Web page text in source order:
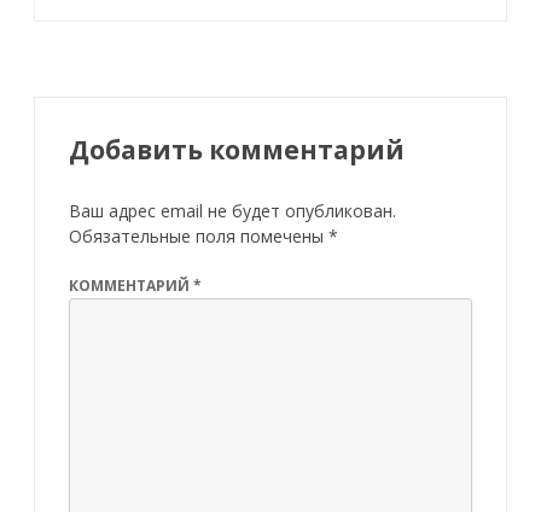
Добавить комментарий
Ваш адрес email не будет опубликован.
Обязательные поля помечены *
КОММЕНТАРИЙ *